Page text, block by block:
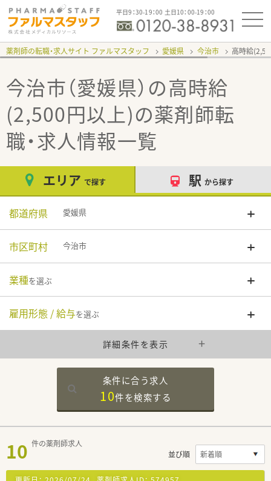
平日9：30-19：00 土日10：00-19：00
薬剤師の転職・求人サイト ファルマスタッフ 愛媛県 今治市 高時給
今治市（愛媛県）の高時給
(2,500円以上)の薬剤師転
職・求人情報一覧
エリア で探す 駅 から探す
都道府県 愛媛県
市区町村 今治市
業種を選ぶ
雇用形態 / 給与を選ぶ
詳細条件を表示
条件に合う求人
10件を検索する
10 件の薬剤師求人
並び順